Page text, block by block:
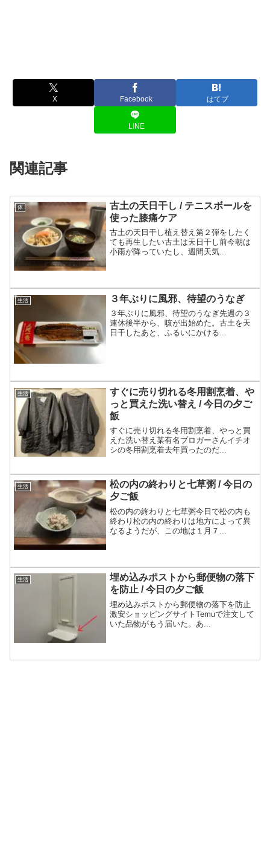
X Facebook はてブ
LINE
関連記事
体
古土の天日干し / テニスボールを
使った膝痛ケア
古土の天日干し植え替え第２弾をしたく
ても再生したい古土は天日干し前今朝は
小雨が降っていたし、週間天気...
生活 ３年ぶりに風邪、待望のうなぎ
３年ぶりに風邪、待望のうなぎ先週の３
連休後半から、咳が出始めた。古土を天
日干したあと、ふるいにかける...
生活
すぐに売り切れる冬用割烹着、や
っと買えた洗い替え / 今日の夕ご
飯
すぐに売り切れる冬用割烹着、やっと買
えた洗い替え某有名ブロガーさんイチオ
シの冬用割烹着去年買ったのだ...
生活
松の内の終わりと七草粥 / 今日の
夕ご飯
松の内の終わりと七草粥今日で松の内も
終わり松の内の終わりは地方によって異
なるようだが、この地は１月７...
生活
埋め込みポストから郵便物の落下
を防止 / 今日の夕ご飯
埋め込みポストから郵便物の落下を防止
激安ショッピングサイトTemuで注文して
いた品物がもう届いた。あ...